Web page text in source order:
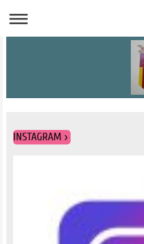
INSTAGRAM